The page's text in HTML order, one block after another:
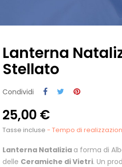
Lanterna
Stellato
Condividi
25,00 €
Tasse incluse - Tempo di
Lanterna Natalizia a forma di
delle Ceramiche di Vietri. Un